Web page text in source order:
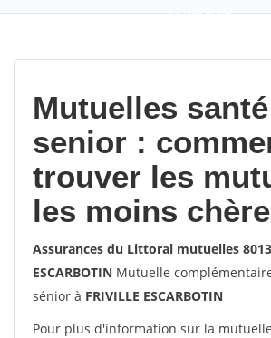
9,2(100%)452
Mutuelles
senior :
trouver les
les moins
Assurances du Littoral mutuelles
ESCARBOTIN Mutuelle
sénior à FRIVILLE ESCARBOTIN
Pour plus d'information sur la